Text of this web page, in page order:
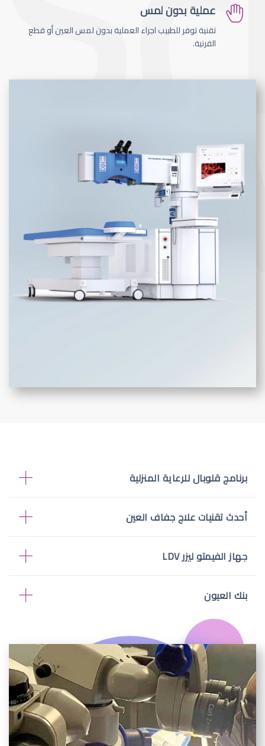
عملية بدون لمس
تقنية توفر للطبيب اجراء العملية بدون لمس العين أو قطع
القرنية.
برنامج قلوبال للرعاية المنزلية
أحدث تقنيات علاج جفاف العين
جهاز الفيمتو ليزر LDV
بنك العيون